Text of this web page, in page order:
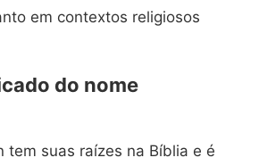
em contextos religiosos
do nome
tem suas raízes na Bíblia e é